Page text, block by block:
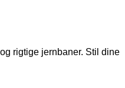
rigtige jernbaner. Stil dine